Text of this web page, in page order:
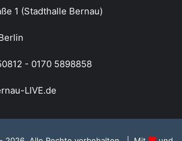
1 (Stadthalle Bernau)
- 0170 5898858
LIVE.de